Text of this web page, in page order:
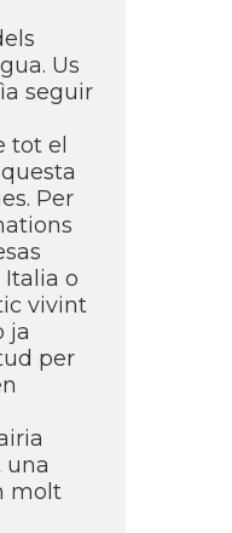
Us
seguir
tot el
Per
o
vivint
ja
per
una
molt